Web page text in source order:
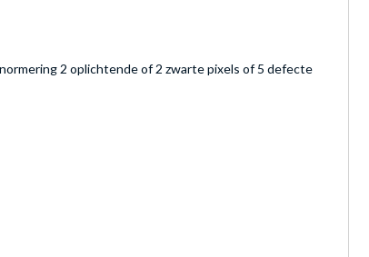
2 oplichtende of 2 zwarte pixels of 5 defecte